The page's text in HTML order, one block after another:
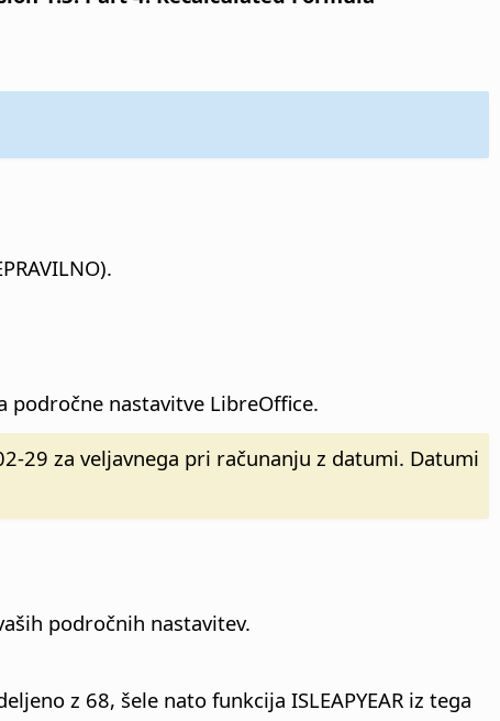
nastavitve LibreOffice.
29 za veljavnega pri računanju z datumi. Datumi
področnih nastavitev.
z 68, šele nato funkcija ISLEAPYEAR iz tega